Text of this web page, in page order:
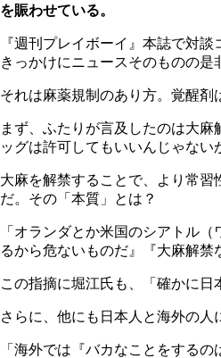
を賑わせている。
『週刊プレイボーイ』本誌で対談
きっかけにニュースそのものの是
それは麻薬規制のあり方。覚醒剤
まず、ふたりが言及したのは大
ッグは許可してもいいんじゃない
大麻を解禁することで、より常
だ。その「本質」とは？
「オランダとか米国のシアトル
るから危ないものだ』『大麻解禁
この指摘に堀江氏も、「確かに日
さらに、他にも日本人と海外の人
「海外では『バカなことをする